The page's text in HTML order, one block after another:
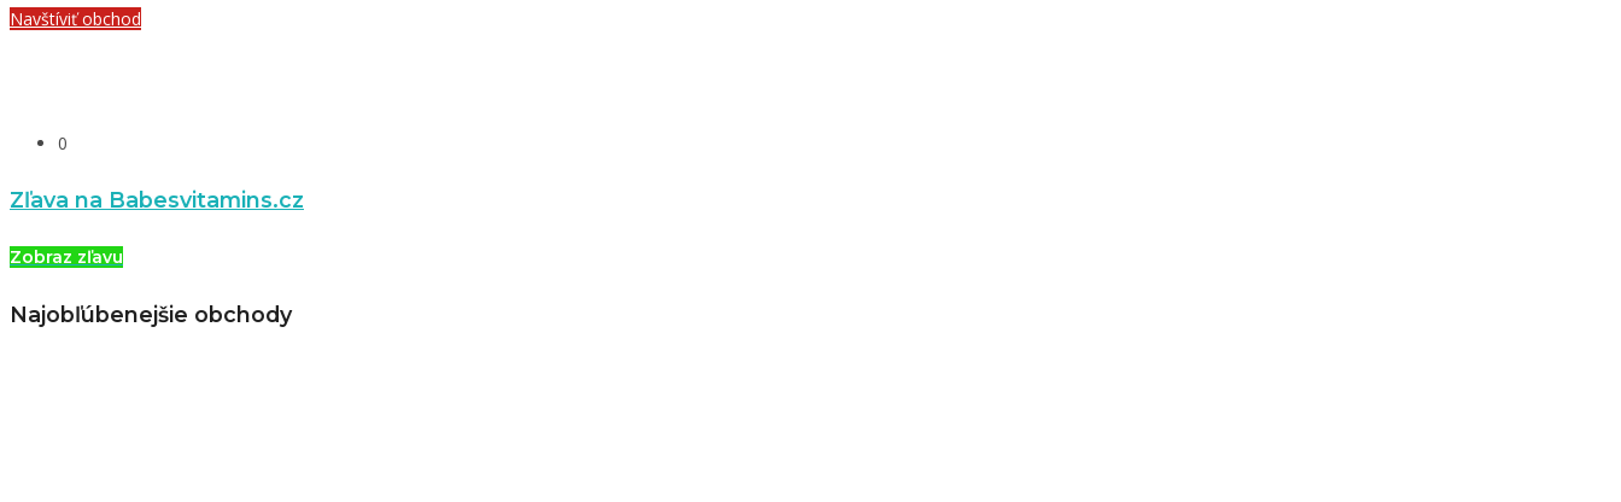
Navštíviť obchod
0
Zľava na Babesvitamins.cz
Zobraz zľavu
Najobľúbenejšie obchody